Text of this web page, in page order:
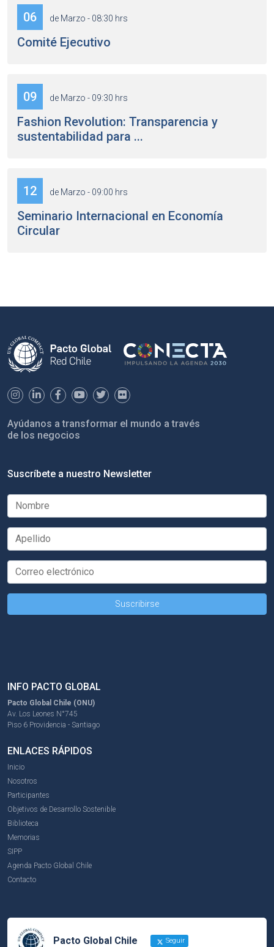
06 de Marzo - 08:30 hrs
Comité Ejecutivo
09 de Marzo - 09:30 hrs
Fashion Revolution: Transparencia y
sustentabilidad para ...
12 de Marzo - 09:00 hrs
Seminario Internacional en Economía
Circular
Ayúdanos a transformar el mundo a través
de los negocios
Suscríbete a nuestro Newsletter
INFO PACTO GLOBAL
Pacto Global Chile (ONU)
Av. Los Leones N°745
Piso 6 Providencia - Santiago
ENLACES RÁPIDOS
Inicio
Nosotros
Participantes
Objetivos de Desarrollo Sostenible
Biblioteca
Memorias
SIPP
Agenda Pacto Global Chile
Contacto
Pacto Global Chile Seguir